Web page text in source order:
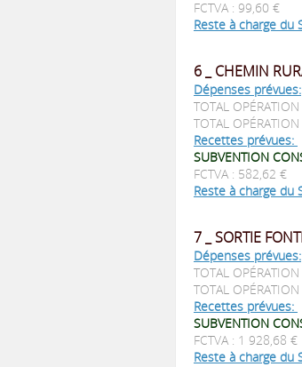
FCTVA : 99,60 €
Reste à charge du
6 _ CHEMIN
Dépenses prévues:
TOTAL
TOTAL
Recettes prévues:
SUBVENTION
FCTVA : 582,62 €
Reste à charge du
7 _ SORTIE
Dépenses prévues:
TOTAL
TOTAL
Recettes prévues:
SUBVENTION
FCTVA : 1 928,68 €
Reste à charge du